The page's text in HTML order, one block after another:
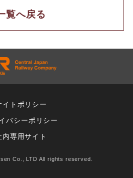
覧へ戻る
イトポリシー
バシーポリシー
内専用サイト
Co., LTD All rights reserved.